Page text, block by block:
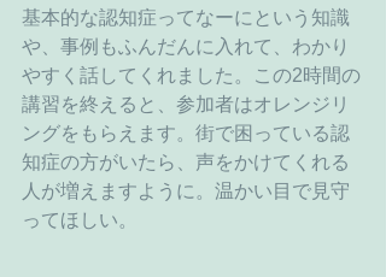
基本的な認知症ってなーにという知識
や、事例もふんだんに入れて、わかり
やすく話してくれました。この2時間の
講習を終えると、参加者はオレンジリ
ングをもらえます。街で困っている認
知症の方がいたら、声をかけてくれる
人が増えますように。温かい目で見守
ってほしい。